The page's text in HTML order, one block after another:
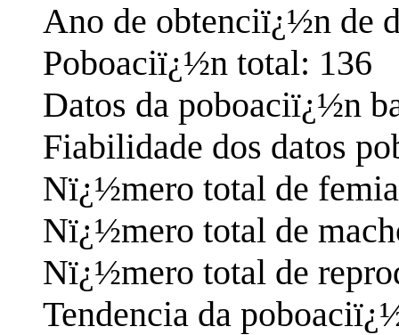
Ano de obtenciï¿½n de
Poboaciï¿½n total: 136
Datos da poboaciï¿½n
Fiabilidade dos datos
Nï¿½mero total de
Nï¿½mero total de
Nï¿½mero total de
Tendencia da